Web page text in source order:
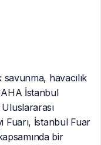
havacılık
İstanbul
Fuarı, İstanbul Fuar
bir